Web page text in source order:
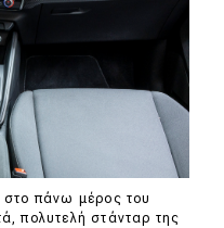
στο πάνω μέρος του
πολυτελή στάνταρ της